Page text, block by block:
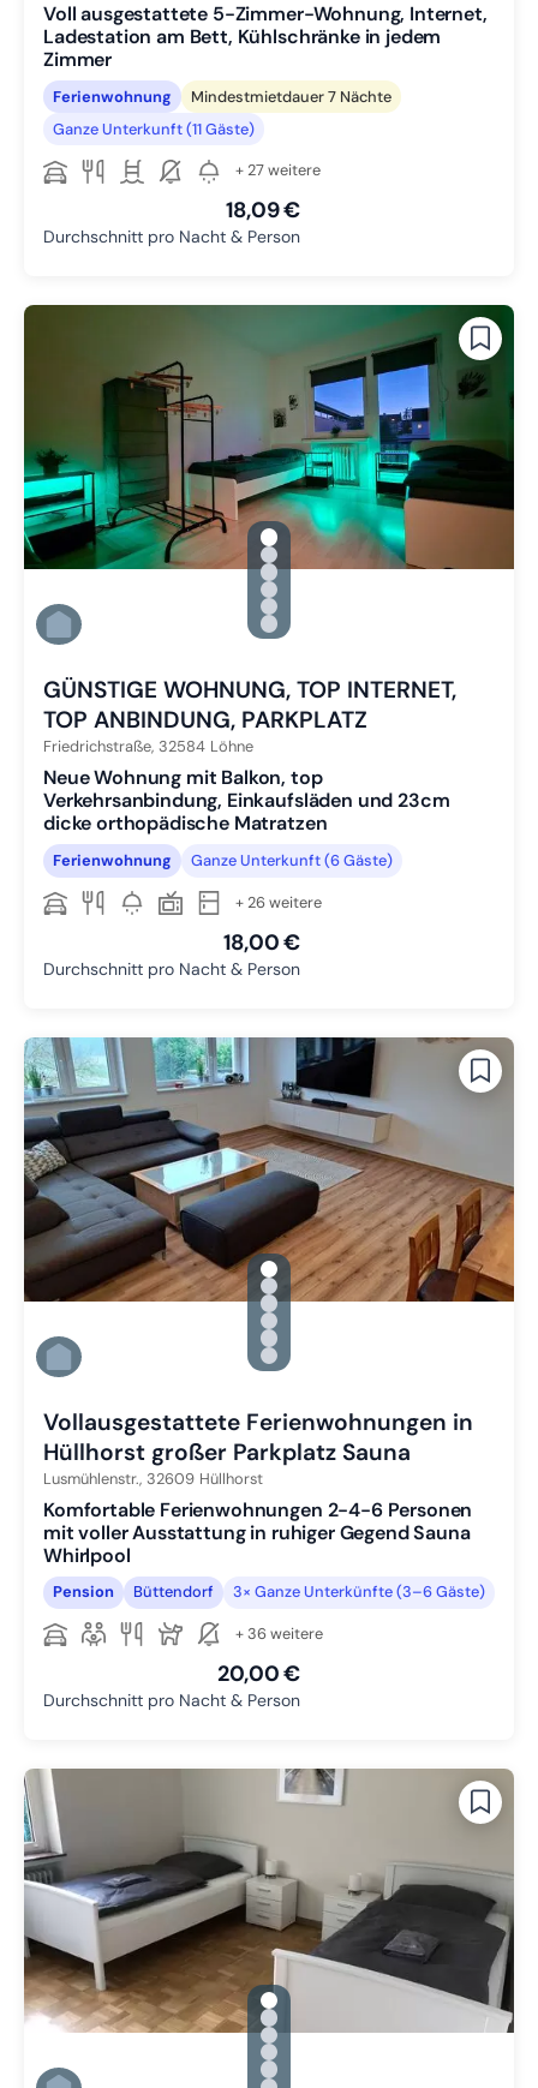
Voll ausgestattete 5-Zimmer-Wohnung, Internet,
Ladestation am Bett, Kühlschränke in jedem
Zimmer
Ferienwohnung
Mindestmietdauer 7 Nächte
Ganze Unterkunft (11 Gäste)
+ 27 weitere
18,09 €
Durchschnitt pro Nacht & Person
gallery.slide_selector
Zu Slide 1 wechseln
Zu Slide 2 wechseln
Zu Slide 3 wechseln
Zu Slide 4 wechseln
Zu Slide 5 wechseln
Zu Slide 6 wechseln
GÜNSTIGE WOHNUNG, TOP INTERNET,
TOP ANBINDUNG, PARKPLATZ
Friedrichstraße, 32584 Löhne
Neue Wohnung mit Balkon, top
Verkehrsanbindung, Einkaufsläden und 23cm
dicke orthopädische Matratzen
Ferienwohnung Ganze Unterkunft (6 Gäste)
+ 26 weitere
18,00 €
Durchschnitt pro Nacht & Person
gallery.slide_selector
Zu Slide 1 wechseln
Zu Slide 2 wechseln
Zu Slide 3 wechseln
Zu Slide 4 wechseln
Zu Slide 5 wechseln
Zu Slide 6 wechseln
Vollausgestattete Ferienwohnungen in
Hüllhorst großer Parkplatz Sauna
Lusmühlenstr., 32609 Hüllhorst
Komfortable Ferienwohnungen 2-4-6 Personen
mit voller Ausstattung in ruhiger Gegend Sauna
Whirlpool
Pension Büttendorf 3× Ganze Unterkünfte (3–6 Gäste)
+ 36 weitere
20,00 €
Durchschnitt pro Nacht & Person
gallery.slide_selector
Zu Slide 1 wechseln
Zu Slide 2 wechseln
Zu Slide 3 wechseln
Zu Slide 4 wechseln